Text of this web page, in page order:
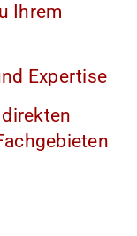
Ihrem
Expertise